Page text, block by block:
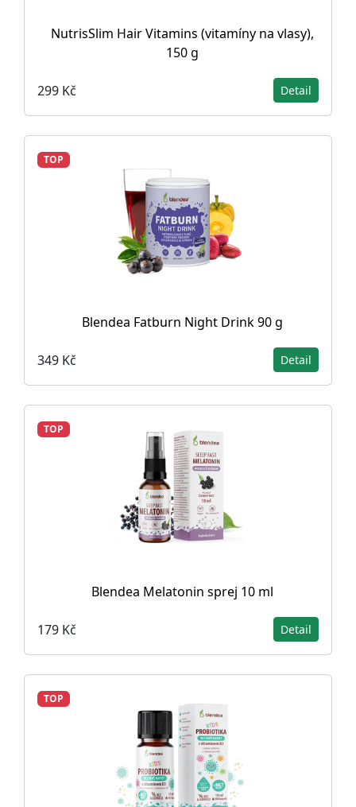
NutrisSlim Hair Vitamins (vitamíny na vlasy),
150 g
299 Kč Detail
TOP
Blendea Fatburn Night Drink 90 g
349 Kč Detail
TOP
Blendea Melatonin sprej 10 ml
179 Kč Detail
TOP